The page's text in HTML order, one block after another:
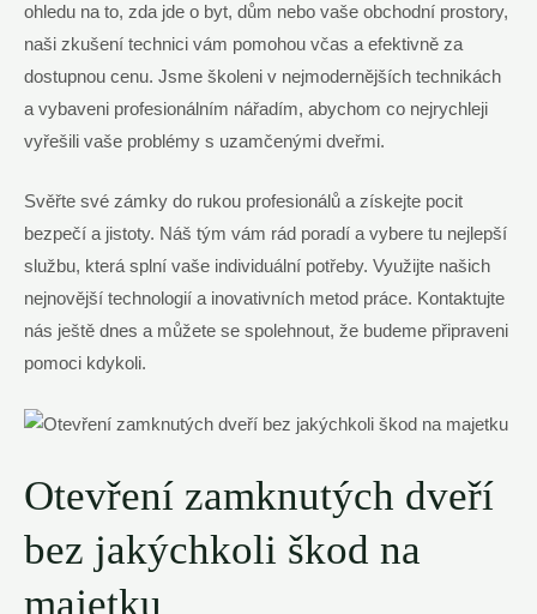
ohledu na to, zda jde o byt, dům nebo vaše obchodní prostory,
naši zkušení technici vám pomohou včas a efektivně za
dostupnou cenu. Jsme školeni v nejmodernějších technikách
a vybaveni profesionálním nářadím, abychom co nejrychleji
vyřešili vaše problémy s uzamčenými dveřmi.
Svěřte své zámky do rukou profesionálů a získejte pocit
bezpečí a jistoty. Náš tým vám rád poradí a vybere tu nejlepší
službu, která splní vaše individuální potřeby. Využijte našich
nejnovější technologií a inovativních metod práce. Kontaktujte
nás ještě dnes a můžete se spolehnout, že budeme připraveni
pomoci kdykoli.
Otevření zamknutých dveří
bez jakýchkoli škod na
majetku